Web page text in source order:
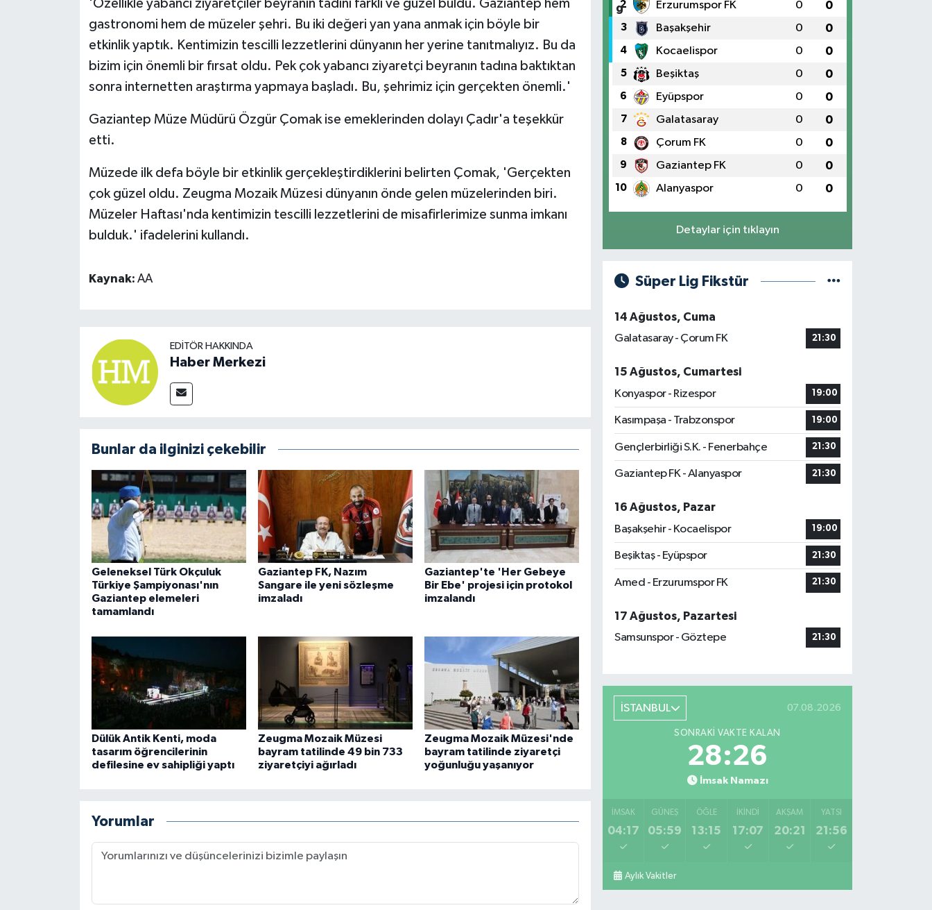
'Özellikle yabancı ziyaretçiler beyranın tadını farklı ve güzel buldu. Gaziantep hem
gastronomi hem de müzeler şehri. Bu iki değeri yan yana anmak için böyle bir
etkinlik yaptık. Kentimizin tescilli lezzetlerini dünyanın her yerine tanıtmalıyız. Bu da
bizim için önemli bir fırsat oldu. Pek çok yabancı ziyaretçi beyranın tadına baktıktan
sonra internetten araştırma yapmaya başladı. Bu, şehrimiz için gerçekten önemli.'
Gaziantep Müze Müdürü Özgür Çomak ise emeklerinden dolayı Çadır'a teşekkür
etti.
Müzede ilk defa böyle bir etkinlik gerçekleştirdiklerini belirten Çomak, 'Gerçekten
çok güzel oldu. Zeugma Mozaik Müzesi dünyanın önde gelen müzelerinden biri.
Müzeler Haftası'nda kentimizin tescilli lezzetlerini de misafirlerimize sunma imkanı
bulduk.' ifadelerini kullandı.
Kaynak: AA
EDITÖR HAKKINDA
Haber Merkezi
Bunlar da ilginizi çekebilir
Geleneksel Türk Okçuluk
Türkiye Şampiyonası'nın
Gaziantep elemeleri
tamamlandı
Gaziantep FK, Nazım
Sangare ile yeni sözleşme
imzaladı
Gaziantep'te 'Her Gebeye
Bir Ebe' projesi için protokol
imzalandı
Dülük Antik Kenti, moda
tasarım öğrencilerinin
defilesine ev sahipliği yaptı
Zeugma Mozaik Müzesi
bayram tatilinde 49 bin 733
ziyaretçiyi ağırladı
Zeugma Mozaik Müzesi'nde
bayram tatilinde ziyaretçi
yoğunluğu yaşanıyor
Yorumlar
2 Erzurumspor FK 0 0
3 Başakşehir 0 0
4 Kocaelispor 0 0
5 Beşiktaş 0 0
6 Eyüpspor 0 0
7 Galatasaray 0 0
8 Çorum FK 0 0
9 Gaziantep FK 0 0
10 Alanyaspor 0 0
Detaylar için tıklayın
Süper Lig Fikstür
14 Ağustos, Cuma
Galatasaray - Çorum FK
21:30
15 Ağustos, Cumartesi
Konyaspor - Rizespor
19:00
Kasımpaşa - Trabzonspor 19:00
Gençlerbirliği S.K. - Fenerbahçe 21:30
Gaziantep FK - Alanyaspor 21:30
16 Ağustos, Pazar
Başakşehir - Kocaelispor
19:00
Beşiktaş - Eyüpspor 21:30
Amed - Erzurumspor FK 21:30
17 Ağustos, Pazartesi
Samsunspor - Göztepe
21:30
İSTANBUL 07.08.2026
SONRAKI VAKTE KALAN
28:25
İmsak Namazı
İMSAK
04:17
GÜNEŞ
05:59
ÖĞLE
13:15
İKINDI
17:07
AKŞAM
20:21
YATSI
21:56
Aylık Vakitler